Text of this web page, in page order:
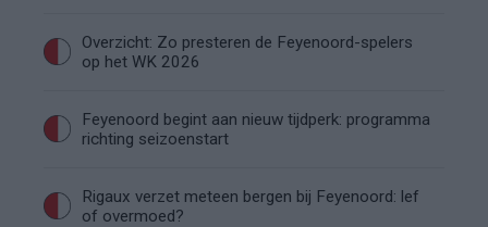
Overzicht: Zo presteren de Feyenoord-spelers
op het WK 2026
Feyenoord begint aan nieuw tijdperk: programma
richting seizoenstart
Rigaux verzet meteen bergen bij Feyenoord: lef
of overmoed?